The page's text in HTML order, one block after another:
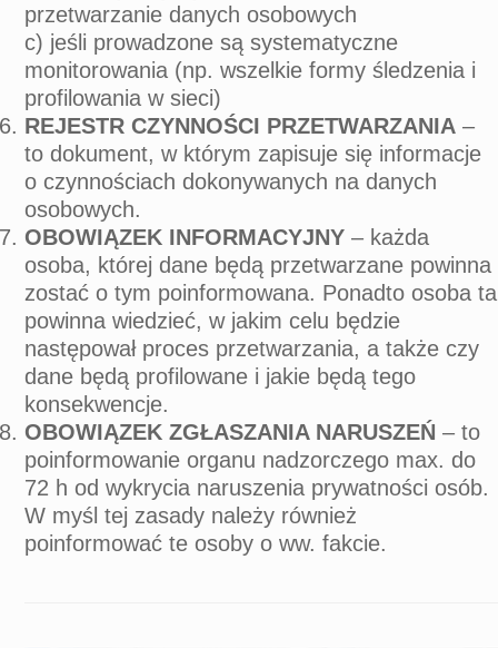
przetwarzanie danych osobowych
c) jeśli prowadzone są systematyczne
monitorowania (np. wszelkie formy śledzenia i
profilowania w sieci)
REJESTR CZYNNOŚCI PRZETWARZANIA –
to dokument, w którym zapisuje się informacje
o czynnościach dokonywanych na danych
osobowych.
OBOWIĄZEK INFORMACYJNY – każda
osoba, której dane będą przetwarzane powinna
zostać o tym poinformowana. Ponadto osoba ta
powinna wiedzieć, w jakim celu będzie
następował proces przetwarzania, a także czy
dane będą profilowane i jakie będą tego
konsekwencje.
OBOWIĄZEK ZGŁASZANIA NARUSZEŃ – to
poinformowanie organu nadzorczego max. do
72 h od wykrycia naruszenia prywatności osób.
W myśl tej zasady należy również
poinformować te osoby o ww. fakcie.